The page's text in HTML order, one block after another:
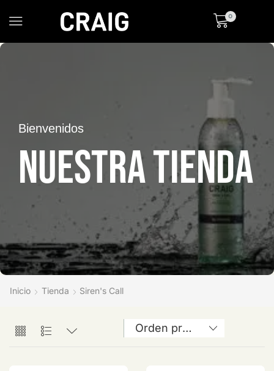
0
Bienvenidos
NUESTRA TIENDA
Inicio Tienda Siren's Call